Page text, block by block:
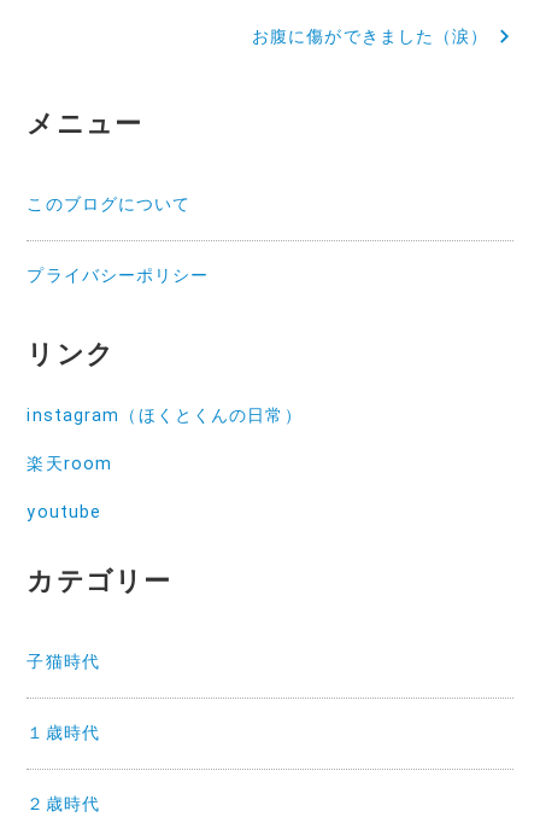
ゲ
シ
ョ
お腹に傷ができました（涙）
メニュー
このブログについて
プライバシーポリシー
リンク
instagram（ほくとくんの日常）
楽天room
youtube
カテゴリー
子猫時代
１歳時代
２歳時代